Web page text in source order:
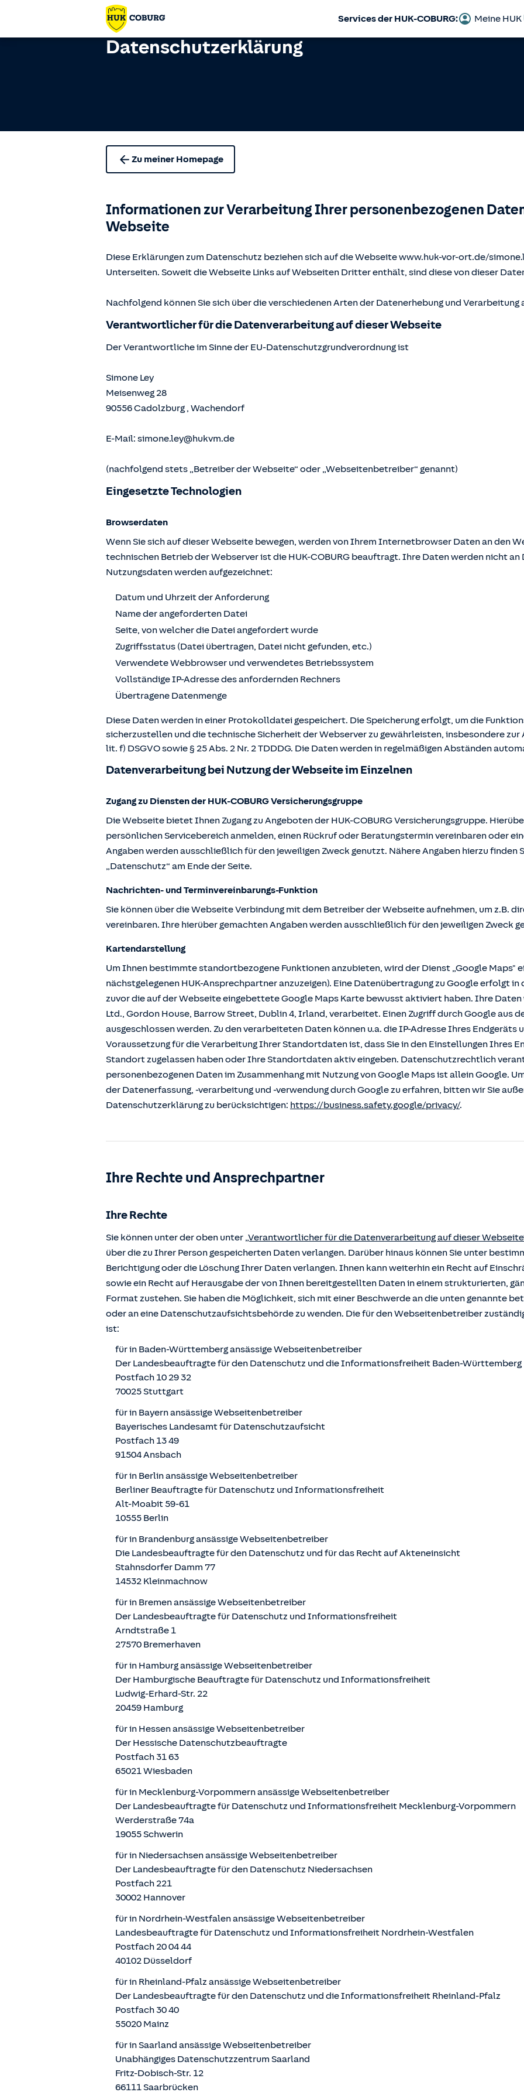
Services der HUK-COBURG: Meine HUK
Datenschutzerklärung
Zu meiner Homepage
Informationen zur Verarbeitung Ihrer personenbezogenen
Webseite
Diese Erklärungen zum Datenschutz beziehen sich auf die Webseite www.huk-vor-ort.de/
Unterseiten. Soweit die Webseite Links auf Webseiten Dritter enthält, sind diese von dieser
Nachfolgend können Sie sich über die verschiedenen Arten der Datenerhebung und
Verantwortlicher für die Datenverarbeitung auf dieser Webseite
Der Verantwortliche im Sinne der EU-Datenschutzgrundverordnung ist
Simone Ley
Meisenweg 28
90556Cadolzburg , Wachendorf
E-Mail: simone.ley@hukvm.de
(nachfolgend stets „Betreiber der Webseite“ oder „Webseitenbetreiber“ genannt)
Eingesetzte Technologien
Browserdaten
Wenn Sie sich auf dieser Webseite bewegen, werden von Ihrem Internetbrowser Daten an den
technischen Betrieb der Webserver ist die HUK-COBURG beauftragt. Ihre Daten werden nicht
Nutzungsdaten werden aufgezeichnet:
Datum und Uhrzeit der Anforderung
Name der angeforderten Datei
Seite, von welcher die Datei angefordert wurde
Zugriffsstatus (Datei übertragen, Datei nicht gefunden, etc.)
Verwendete Webbrowser und verwendetes Betriebssystem
Vollständige IP-Adresse des anfordernden Rechners
Übertragene Datenmenge
Diese Daten werden in einer Protokolldatei gespeichert. Die Speicherung erfolgt, um die
sicherzustellen und die technische Sicherheit der Webserver zu gewährleisten, insbesondere zur
lit. f) DSGVO sowie § 25 Abs. 2 Nr. 2 TDDDG. Die Daten werden in regelmäßigen Abständen
Datenverarbeitung bei Nutzung der Webseite im Einzelnen
Zugang zu Diensten der HUK-COBURG Versicherungsgruppe
Die Webseite bietet Ihnen Zugang zu Angeboten der HUK-COBURG Versicherungsgruppe.
persönlichen Servicebereich anmelden, einen Rückruf oder Beratungstermin vereinbaren oder
Angaben werden ausschließlich für den jeweiligen Zweck genutzt. Nähere Angaben hierzu finden
„Datenschutz“ am Ende der Seite.
Nachrichten- und Terminvereinbarungs-Funktion
Sie können über die Webseite Verbindung mit dem Betreiber der Webseite aufnehmen, um z.B.
vereinbaren. Ihre hierüber gemachten Angaben werden ausschließlich für den jeweiligen Zweck
Kartendarstellung
Um Ihnen bestimmte standortbezogene Funktionen anzubieten, wird der Dienst „Google Maps"
nächstgelegenen HUK-Ansprechpartner anzuzeigen). Eine Datenübertragung zu Google erfolgt in
zuvor die auf der Webseite eingebettete Google Maps Karte bewusst aktiviert haben. Ihre
Ltd., Gordon House, Barrow Street, Dublin 4, Irland, verarbeitet. Einen Zugriff durch Google aus
ausgeschlossen werden. Zu den verarbeiteten Daten können u.a. die IP-Adresse Ihres
Voraussetzung für die Verarbeitung Ihrer Standortdaten ist, dass Sie in den Einstellungen Ihres
Standort zugelassen haben oder Ihre Standortdaten aktiv eingeben. Datenschutzrechtlich
personenbezogenen Daten im Zusammenhang mit Nutzung von Google Maps ist allein Google.
der Datenerfassung, -verarbeitung und -verwendung durch Google zu erfahren, bitten wir Sie
Datenschutzerklärung zu berücksichtigen: https://business.safety.google/privacy/.
Ihre Rechte und Ansprechpartner
Ihre Rechte
Sie können unter der oben unter „Verantwortlicher für die Datenverarbeitung auf dieser
über die zu Ihrer Person gespeicherten Daten verlangen. Darüber hinaus können Sie unter
Berichtigung oder die Löschung Ihrer Daten verlangen. Ihnen kann weiterhin ein Recht auf
sowie ein Recht auf Herausgabe der von Ihnen bereitgestellten Daten in einem strukturierten,
Format zustehen. Sie haben die Möglichkeit, sich mit einer Beschwerde an die unten genannte
oder an eine Datenschutzaufsichtsbehörde zu wenden. Die für den Webseitenbetreiber
ist:
für in Baden-Württemberg ansässige Webseitenbetreiber
Der Landesbeauftragte für den Datenschutz und die Informationsfreiheit Baden-Württemberg
Postfach 10 29 32
70025 Stuttgart
für in Bayern ansässige Webseitenbetreiber
Bayerisches Landesamt für Datenschutzaufsicht
Postfach 13 49
91504 Ansbach
für in Berlin ansässige Webseitenbetreiber
Berliner Beauftragte für Datenschutz und Informationsfreiheit
Alt-Moabit 59-61
10555 Berlin
für in Brandenburg ansässige Webseitenbetreiber
Die Landesbeauftragte für den Datenschutz und für das Recht auf Akteneinsicht
Stahnsdorfer Damm 77
14532 Kleinmachnow
für in Bremen ansässige Webseitenbetreiber
Der Landesbeauftragte für Datenschutz und Informationsfreiheit
Arndtstraße 1
27570 Bremerhaven
für in Hamburg ansässige Webseitenbetreiber
Der Hamburgische Beauftragte für Datenschutz und Informationsfreiheit
Ludwig-Erhard-Str. 22
20459 Hamburg
für in Hessen ansässige Webseitenbetreiber
Der Hessische Datenschutzbeauftragte
Postfach 31 63
65021 Wiesbaden
für in Mecklenburg-Vorpommern ansässige Webseitenbetreiber
Der Landesbeauftragte für Datenschutz und Informationsfreiheit Mecklenburg-Vorpommern
Werderstraße 74a
19055 Schwerin
für in Niedersachsen ansässige Webseitenbetreiber
Der Landesbeauftragte für den Datenschutz Niedersachsen
Postfach 221
30002 Hannover
für in Nordrhein-Westfalen ansässige Webseitenbetreiber
Landesbeauftragte für Datenschutz und Informationsfreiheit Nordrhein-Westfalen
Postfach 20 04 44
40102 Düsseldorf
für in Rheinland-Pfalz ansässige Webseitenbetreiber
Der Landesbeauftragte für den Datenschutz und die Informationsfreiheit Rheinland-Pfalz
Postfach 30 40
55020 Mainz
für in Saarland ansässige Webseitenbetreiber
Unabhängiges Datenschutzzentrum Saarland
Fritz-Dobisch-Str. 12
66111 Saarbrücken